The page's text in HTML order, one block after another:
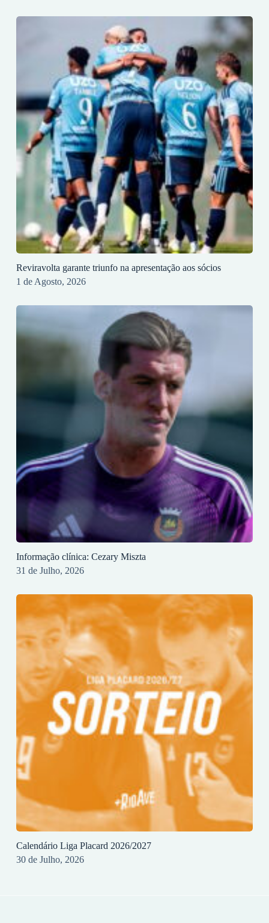
Reviravolta garante triunfo na apresentação aos sócios
1 de Agosto, 2026
Informação clínica: Cezary Miszta
31 de Julho, 2026
Calendário Liga Placard 2026/2027
30 de Julho, 2026